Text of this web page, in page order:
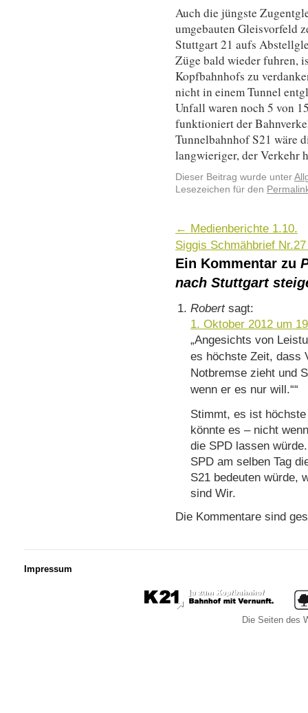
Auch die jüngste
umgebauten Gleisvorfeld
Stuttgart 21 aufs
Züge bald wieder fuhren,
Kopfbahnhofs zu
nicht in einem Tunnel
Unfall waren noch 5 von
funktioniert der
Tunnelbahnhof S21 wäre
langwieriger, der Verkehr
Dieser Beitrag wurde unter
Lesezeichen für den
← Medienberichte 1.10.
Siggis Schmähbrief
Ein Kommentar zu
nach Stuttgart
Robert sagt:
1. Oktober 2012 um
Angesichts von
es höchste Zeit, dass
Notbremse zieht und
wenn er es nur will.“
Stimmt, es ist
könnte es – nicht
die SPD lassen
SPD am selben Tag
S21 bedeuten würde,
sind Wir.
Die Kommentare sind
Impressum
Die Seiten des